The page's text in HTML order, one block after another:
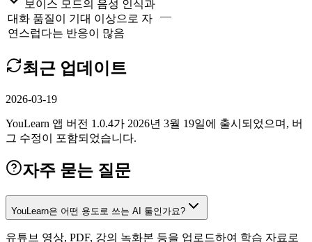
보이스 모드의 음성 인식과
대화 품질이 기대 이상으로 자
연스럽다는 반응이 많음
—
최근 업데이트
2026-03-19
YouLearn 앱 버전 1.0.4가 2026년 3월 19일에 출시되었으며, 버
그 수정이 포함되었습니다.
자주 묻는 질문
YouLearn은 어떤 용도로 쓰는 AI 툴인가요?
유튜브 영상, PDF, 강의 녹화본 등을 업로드하여 학습 자료로